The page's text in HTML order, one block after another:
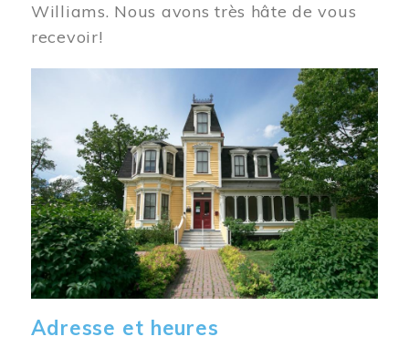
Williams. Nous avons très hâte de vous
recevoir!
Adresse et heures